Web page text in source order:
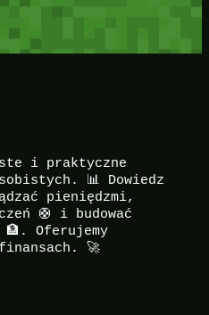
i praktyczne
📊 Dowiedz
pieniędzmi,
🛟 i budować
Oferujemy
🚀